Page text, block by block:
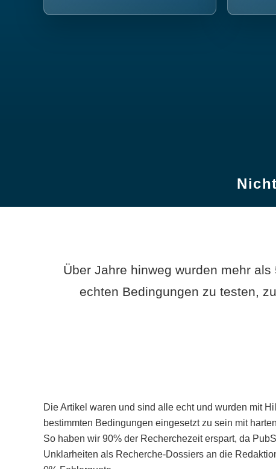
Über Jahre hinweg wurden mehr
echten Bedingungen zu testen,
Die Artikel waren und sind alle echt und wurden mit
bestimmten Bedingungen eingesetzt zu sein mit
So haben wir 90% der Recherchezeit erspart, da
Unklarheiten als Recherche-Dossiers an die